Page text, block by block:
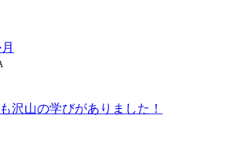
沢山の学びがありました！